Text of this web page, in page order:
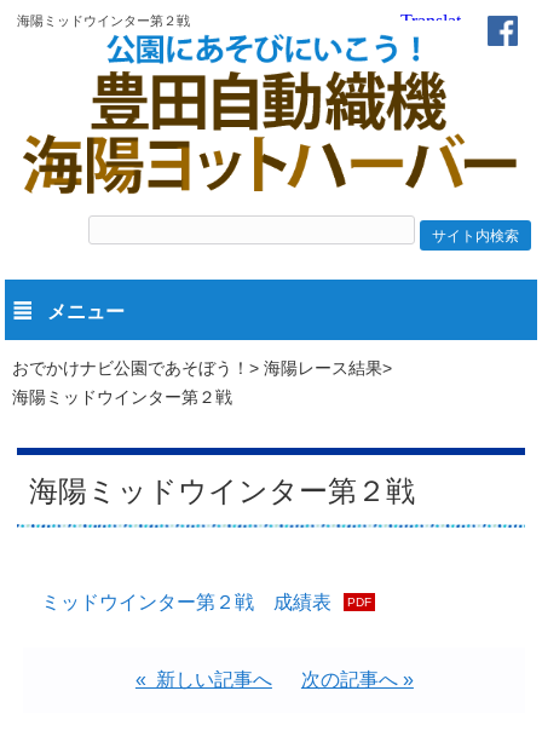
海陽ミッドウインター第２戦
メニュー
おでかけナビ公園であそぼう！
海陽レース結果
海陽ミッドウインター第２戦
海陽ミッドウインター第２戦
ミッドウインター第２戦 成績表
« 新しい記事へ 次の記事へ »